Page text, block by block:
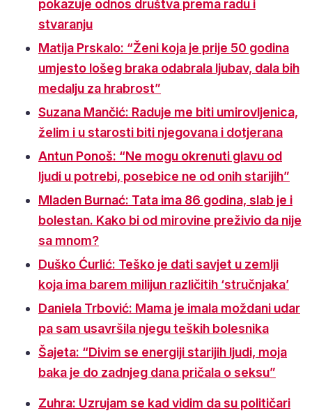
pokazuje odnos društva prema radu i
stvaranju
Matija Prskalo: “Ženi koja je prije 50 godina
umjesto lošeg braka odabrala ljubav, dala bih
medalju za hrabrost”
Suzana Mančić: Raduje me biti umirovljenica,
želim i u starosti biti njegovana i dotjerana
Antun Ponoš: “Ne mogu okrenuti glavu od
ljudi u potrebi, posebice ne od onih starijih”
Mladen Burnać: Tata ima 86 godina, slab je i
bolestan. Kako bi od mirovine preživio da nije
sa mnom?
Duško Ćurlić: Teško je dati savjet u zemlji
koja ima barem milijun različitih ‘stručnjaka’
Daniela Trbović: Mama je imala moždani udar
pa sam usavršila njegu teških bolesnika
Šajeta: “Divim se energiji starijih ljudi, moja
baka je do zadnjeg dana pričala o seksu”
Zuhra: Uzrujam se kad vidim da su političari